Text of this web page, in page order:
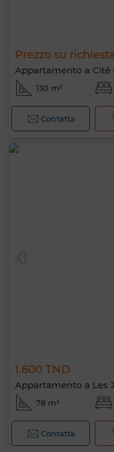
Prezzo su richiesta
Appartamento a Cité
130 m²
Contatta
1.600 TND
Appartamento a Les
78 m²
Contatta